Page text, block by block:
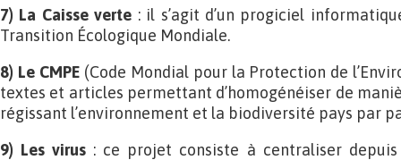
7) La Caisse verte : il s’agit d’un progiciel
Transition Écologique Mondiale.
8) Le CMPE (Code Mondial pour la Protection de
textes et articles permettant d’homogénéiser de
régissant l’environnement et la biodiversité pays par
9) Les virus : ce projet consiste à centraliser